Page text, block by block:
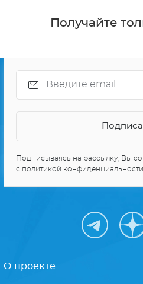
Получайте
Подписываясь на рассылку, Вы
с политикой конфиденциальности
О проекте